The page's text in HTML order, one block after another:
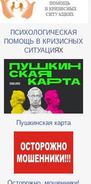
ПСИХОЛОГИЧЕСКАЯ
ПОМОЩЬ В КРИЗИСНЫХ
СИТУАЦИЯХ
Пушкинская карта